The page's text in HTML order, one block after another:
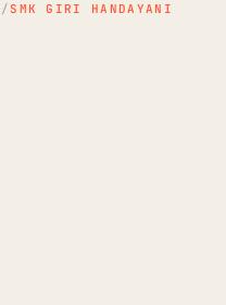
/SMK GIRI HANDAYANI